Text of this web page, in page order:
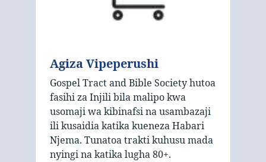
Agiza Vipeperushi
Gospel Tract and Bible Society hutoa
fasihi za Injili bila malipo kwa
usomaji wa kibinafsi na usambazaji
ili kusaidia katika kueneza Habari
Njema. Tunatoa trakti kuhusu mada
nyingi na katika lugha 80+.